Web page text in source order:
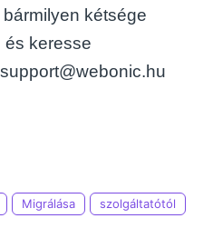
kétsége
és keresse
Migrálása
szolgáltatótól